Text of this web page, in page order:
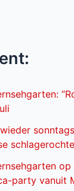
party vanuit